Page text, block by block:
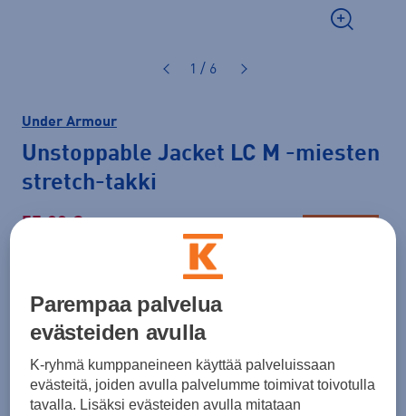
1 / 6
Under Armour
Unstoppable Jacket LC M -miesten
stretch-takki
55,00 €
30pv alin hinta: 55,00 €
Väri Tummanvihreä
Parempaa palvelua
evästeiden avulla
K-ryhmä kumppaneineen käyttää palveluissaan
evästeitä, joiden avulla palvelumme toimivat toivotulla
tavalla. Lisäksi evästeiden avulla mitataan